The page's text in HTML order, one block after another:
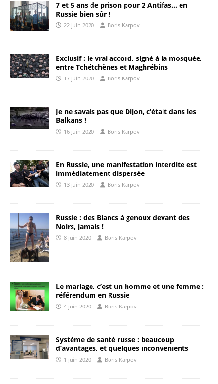
7 et 5 ans de prison pour 2 Antifas… en
Russie bien sûr !
22 juin 2020 Boris Karpov
Exclusif : le vrai accord, signé à la mosquée,
entre Tchétchènes et Maghrébins
17 juin 2020 Boris Karpov
Je ne savais pas que Dijon, c’était dans les
Balkans !
16 juin 2020 Boris Karpov
En Russie, une manifestation interdite est
immédiatement dispersée
13 juin 2020 Boris Karpov
Russie : des Blancs à genoux devant des
Noirs, jamais !
8 juin 2020 Boris Karpov
Le mariage, c’est un homme et une femme :
référendum en Russie
4 juin 2020 Boris Karpov
Système de santé russe : beaucoup
d’avantages, et quelques inconvénients
1 juin 2020 Boris Karpov